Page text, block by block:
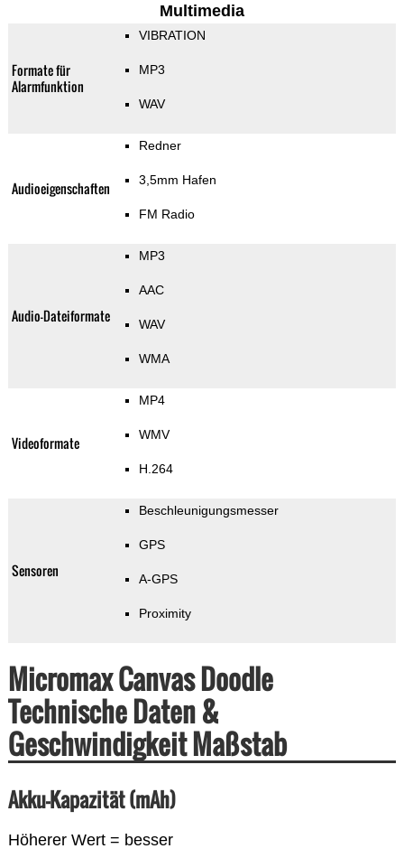
Multimedia
Formate für
Alarmfunktion
VIBRATION
MP3
WAV
Audioeigenschaften
Redner
3,5mm Hafen
FM Radio
Audio-Dateiformate
MP3
AAC
WAV
WMA
Videoformate
MP4
WMV
H.264
Sensoren
Beschleunigungsmesser
GPS
A-GPS
Proximity
Micromax Canvas Doodle
Technische Daten &
Geschwindigkeit Maßstab
Akku-Kapazität (mAh)
Höherer Wert = besser